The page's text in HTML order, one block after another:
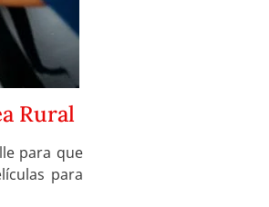
Rural
para que
para